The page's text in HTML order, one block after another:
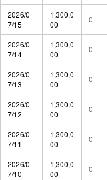
2026/0
7/15
1,300,0
00
0
2026/0
7/14
1,300,0
00
0
2026/0
7/13
1,300,0
00
0
2026/0
7/12
1,300,0
00
0
2026/0
7/11
1,300,0
00
0
2026/0
7/10
1,300,0
00
0